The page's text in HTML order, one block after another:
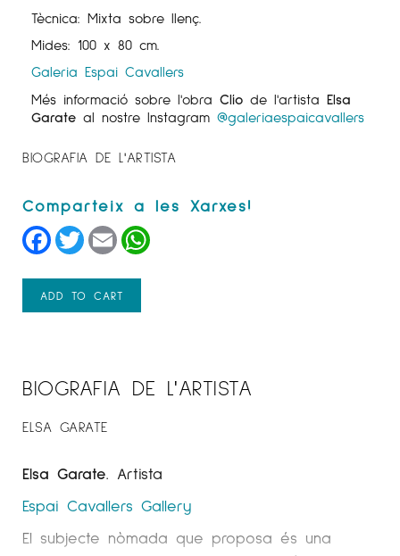
Tècnica: Mixta sobre llenç.
Mides: 100 x 80 cm.
Galeria Espai Cavallers
Més informació sobre l'obra Clío de l'artista Elsa
Garate al nostre Instagram @galeriaespaicavallers
BIOGRAFIA DE L'ARTISTA
Facebook
TwitterEmail
ADD TO CART
BIOGRAFIA DE L'ARTISTA
ELSA GARATE
Elsa Garate. Artista
Espai Cavallers Gallery
El subjecte nòmada que proposa és una